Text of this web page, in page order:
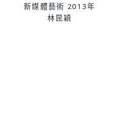
新媒體藝術 2013年
林昆穎